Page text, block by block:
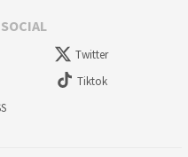
Twitter
Tiktok